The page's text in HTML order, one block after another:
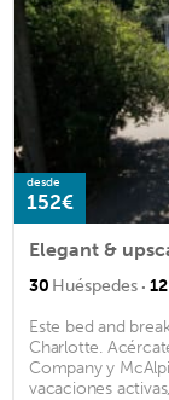
desde
152€
30 Huéspedes · 12
Este bed and
Charlotte.
Company y
vacaciones